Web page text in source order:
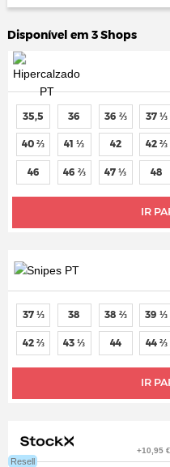
Disponível em 3 Shops
IR
35,5 36 36 ⅔ 37 ⅓
40 ⅔ 41 ⅓ 42 42 ⅔
46 46 ⅔ 47 ⅓ 48
IR
37 ⅓ 38 38 ⅔ 39 ⅓
42 ⅔ 43 ⅓ 44 44 ⅔
Resell
+10,95